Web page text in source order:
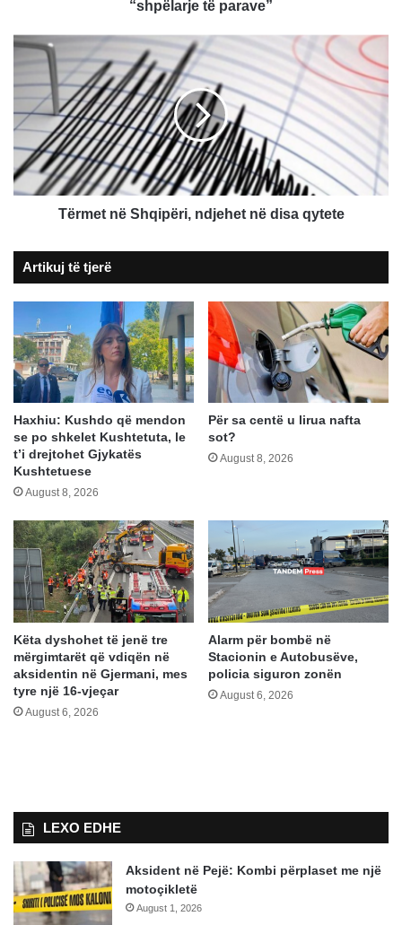
milion
Merdare,
dyshohen
për
“shpëlarje
të
parave”
“shpëlarje të parave”
Tërmet
Shqipëri,
ndjehet
në
qytete
Tërmet në Shqipëri, ndjehet në disa qytete
Artikuj të tjerë
Haxhiu: Kushdo që mendon
se po shkelet Kushtetuta, le
t’i drejtohet Gjykatës
Kushtetuese
August 8, 2026
Për sa centë u lirua nafta
sot?
August 8, 2026
Këta dyshohet të jenë tre
mërgimtarët që vdiqën në
aksidentin në Gjermani, mes
tyre një 16-vjeçar
August 6, 2026
Alarm për bombë në
Stacionin e Autobusëve,
policia siguron zonën
August 6, 2026
LEXO EDHE
Aksident në Pejë: Kombi përplaset me një
motoçikletë
August 1, 2026